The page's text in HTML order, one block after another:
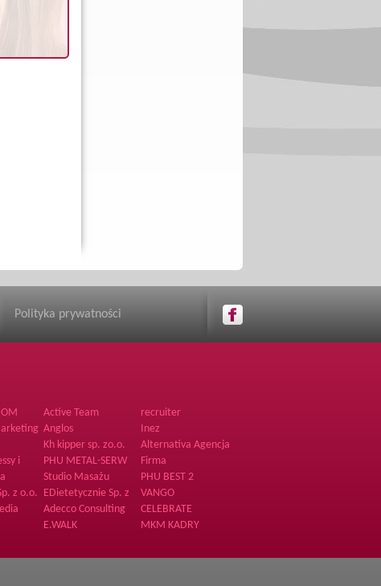
Polityka prywatności
Active Team
recruiter
clubs.dancers
agency
Anglos
Inez
Kh kipper sp. zo.o.
Alternativa Agencja
Hostess
i
PHU METAL-SERW
Firma
Studio Masażu
PHU BEST 2
z o.o.
EDietetycznie Sp. z
o.o.
VANGO
Adecco Consulting
Sp. z o.o.
CELEBRATE
E.WALK MKM KADRY